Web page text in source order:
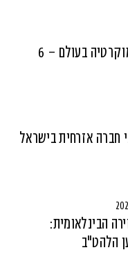
כך נראית ההגנה על הדמוקרטיה בעולם – 6
חברה אזרחית בישראל
הבינלאומית:
הלהט"ב